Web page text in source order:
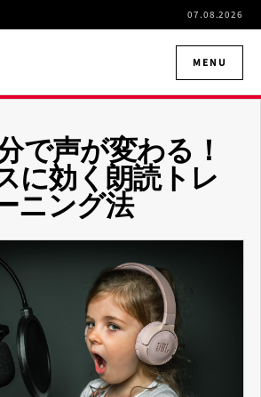
07.08.2026
MENU
で声が変わる！
に効く朗読トレ
ニング法